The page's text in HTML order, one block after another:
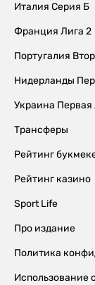
Италия Серия Б
Франция Лига 2
Португалия
Нидерланды
Украина Первая
Трансферы
Рейтинг
Рейтинг казино
Sport Life
Про издание
Политика
Использование